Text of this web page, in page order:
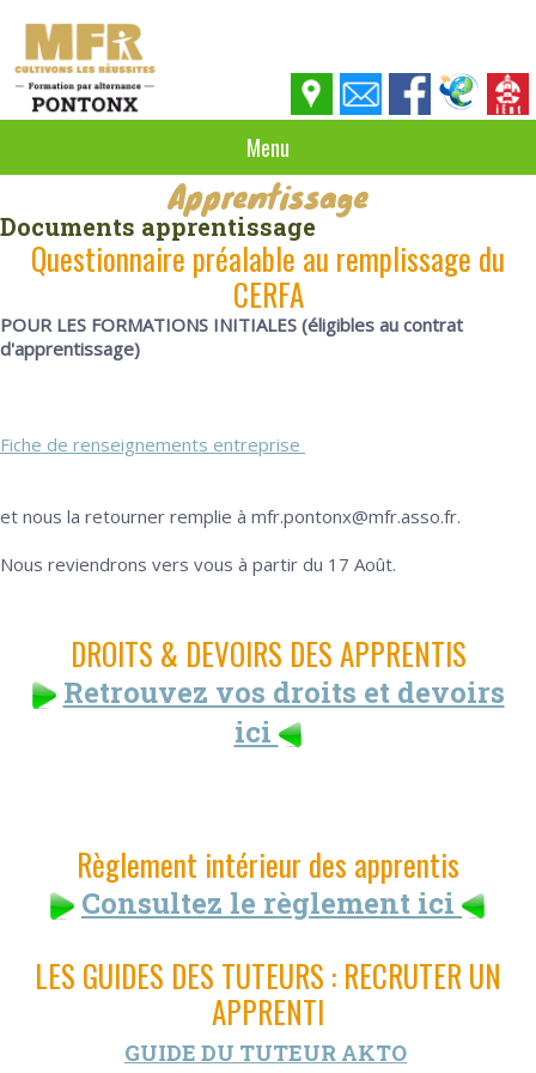
Menu
Apprentissage
Documents apprentissage
Questionnaire préalable au remplissage du
CERFA
POUR LES FORMATIONS INITIALES (éligibles au contrat
d'apprentissage)
Fiche de renseignements entreprise
et nous la retourner remplie à mfr.pontonx@mfr.asso.fr.
Nous reviendrons vers vous à partir du 17 Août.
DROITS & DEVOIRS DES APPRENTIS
Retrouvez vos droits et devoirs
ici
Règlement intérieur des apprentis
Consultez le règlement ici
LES GUIDES DES TUTEURS : RECRUTER UN
APPRENTI
GUIDE DU TUTEUR AKTO